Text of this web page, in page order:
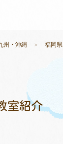
ま （０〜６才）
の
州・沖縄 ＞ 福岡県
室紹介